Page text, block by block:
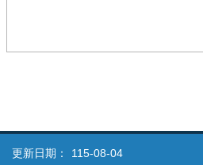
更新日期：
115-08-04